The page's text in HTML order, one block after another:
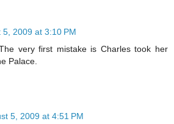
5, 2009 at 3:10 PM
very first mistake is Charles took her
Palace.
5, 2009 at 4:51 PM